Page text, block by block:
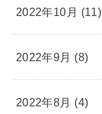
2022年10月 (11)
2022年9月 (8)
2022年8月 (4)